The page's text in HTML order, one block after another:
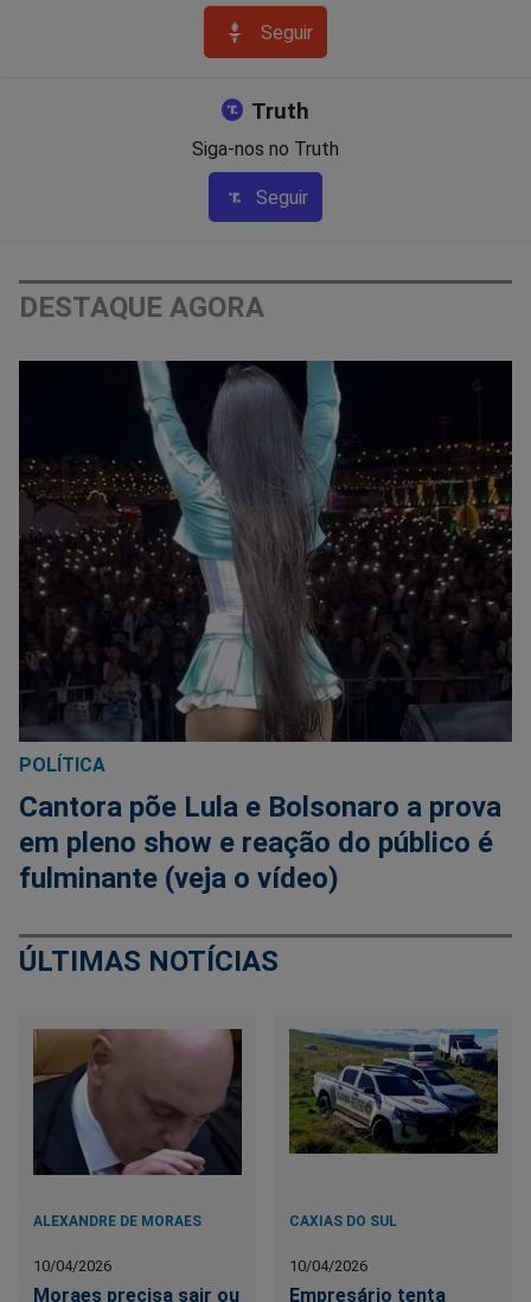
Seguir
Truth
Siga-nos no Truth
Seguir
DESTAQUE AGORA
POLÍTICA
Cantora põe Lula e Bolsonaro a prova
em pleno show e reação do público é
fulminante (veja o vídeo)
ÚLTIMAS NOTÍCIAS
ALEXANDRE DE MORAES
10/04/2026
Moraes precisa sair ou
CAXIAS DO SUL
10/04/2026
Empresário tenta